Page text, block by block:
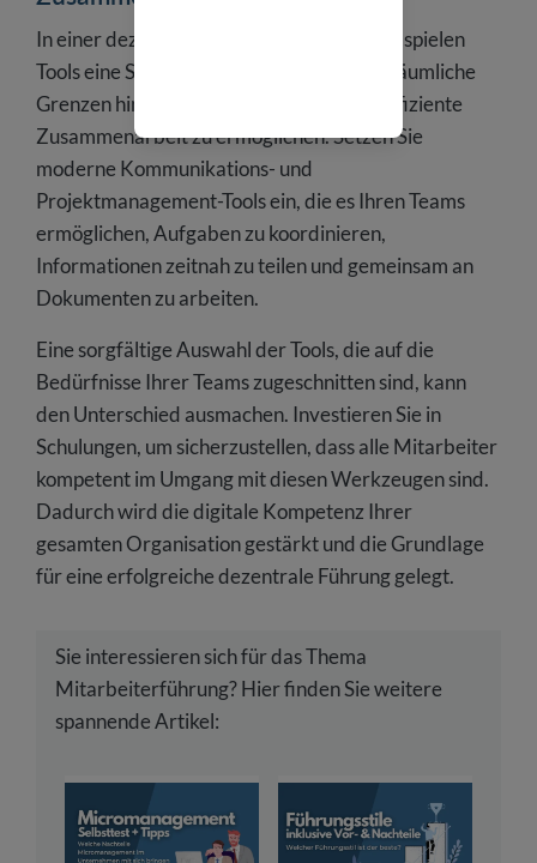
In einer dezentral geführten Organisation spielen
Tools eine Schlüsselrolle, um Teams über räumliche
Grenzen hinweg zu verbinden und eine effiziente
Zusammenarbeit zu ermöglichen. Setzen Sie
moderne Kommunikations- und
Projektmanagement-Tools ein, die es Ihren Teams
ermöglichen, Aufgaben zu koordinieren,
Informationen zeitnah zu teilen und gemeinsam an
Dokumenten zu arbeiten.
Eine sorgfältige Auswahl der Tools, die auf die
Bedürfnisse Ihrer Teams zugeschnitten sind, kann
den Unterschied ausmachen. Investieren Sie in
Schulungen, um sicherzustellen, dass alle Mitarbeiter
kompetent im Umgang mit diesen Werkzeugen sind.
Dadurch wird die digitale Kompetenz Ihrer
gesamten Organisation gestärkt und die Grundlage
für eine erfolgreiche dezentrale Führung gelegt.
Sie interessieren sich für das Thema
Mitarbeiterführung? Hier finden Sie weitere
spannende Artikel: